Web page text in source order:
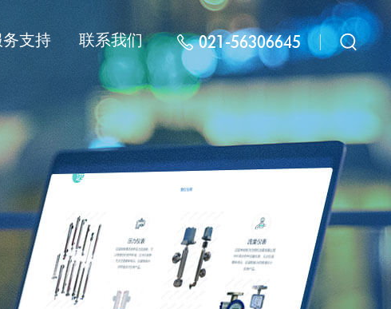
021-56306645
务支持 联系我们